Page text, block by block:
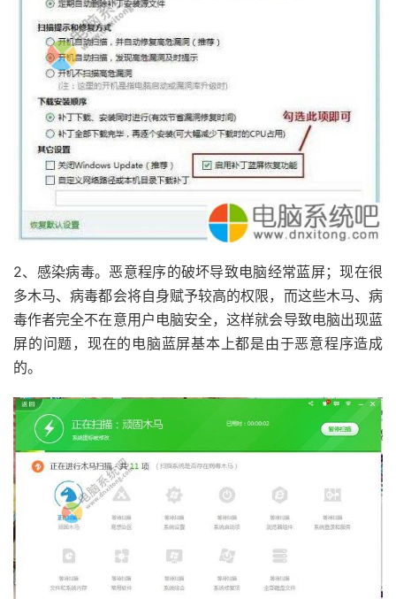
2、感染病毒。恶意程序的破坏导致电脑经常蓝屏；现在很
多木马、病毒都会将自身赋予较高的权限，而这些木马、病
毒作者完全不在意用户电脑安全，这样就会导致电脑出现蓝
屏的问题，现在的电脑蓝屏基本上都是由于恶意程序造成
的。